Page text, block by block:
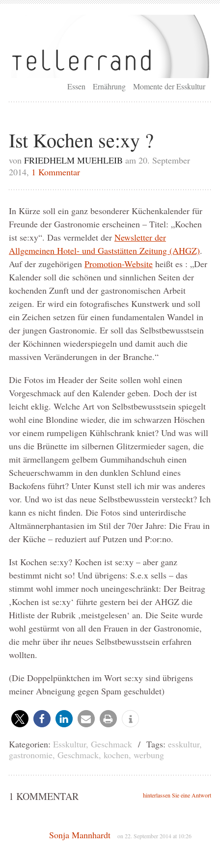
Essen Ernährung Momente der Esskultur
Ist Kochen se:xy ?
von FRIEDHELM MUEHLEIB am 20. September
2014, 1 Kommentar
In Kürze soll ein ganz besonderer Küchenkalender für
Freunde der Gastronomie erscheinen – Titel: „Kochen
ist se:xy“. Das vermeldet der Newsletter der
Allgemeinen Hotel- und Gaststätten Zeitung (AHGZ).
Auf der zugehörigen Promotion-Websiteheißt es : „Der
Kalender soll die schönen und sinnlichen Seiten der
kochenden Zunft und der gastronomischen Arbeit
zeigen. Er wird ein fotografisches Kunstwerk und soll
ein Zeichen setzen für einen fundamentalen Wandel in
der jungen Gastronomie. Er soll das Selbstbewusstsein
der Köchinnen wiederspiegeln und damit auch die
massiven Veränderungen in der Branche.“
Die Fotos im Header der Seite sollen wohl einen
Vorgeschmack auf den Kalender geben. Doch der ist
leicht eklig. Welche Art von Selbstbewusstsein spiegelt
wohl eine Blondine wieder, die im schwarzen Höschen
vor einem rumpeligen Kühlschrank kniet? Und was will
uns die Brünette im silbernen Glitzermieder sagen, die
mit ärmellangem gelbem Gummihandschuh einen
Scheuerschwamm in den dunklen Schlund eines
Backofens führt? Unter Kunst stell ich mir was anderes
vor. Und wo ist das neue Selbstbewusstein versteckt? Ich
kann es nicht finden. Die Fotos sind unterirdische
Altmännerphantasien im Stil der 70er Jahre: Die Frau in
der Küche – reduziert auf Putzen und P:or:no.
Ist Kochen se:xy? Kochen ist se:xy – aber ganz
bestimmt nicht so! Und übrigens: S.e.x sells – das
stimmt wohl immer noch uneingeschränkt: Der Beitrag
‚Kochen ist se:xy‘ führte gestern bei der AHGZ die
Hitliste der Rubrik ‚meistgelesen‘ an. Die Seite wurde
wohl gestürmt von all den Frauen in der Gastronomie,
die mehr über ihr neues Selbstbewusstsein erfahren
wollten.
(Die Doppelpünktchen im Wort se:xy sind übrigens
meiner Abneigung gegen Spam geschuldet)
Kategorien: Esskultur, Geschmack / Tags: esskultur,
gastronomie, Geschmack, kochen, werbung
hinterlassen Sie eine Antwort
1 KOMMENTAR
Sonja Mannhardt on 22. September 2014 at 10:26